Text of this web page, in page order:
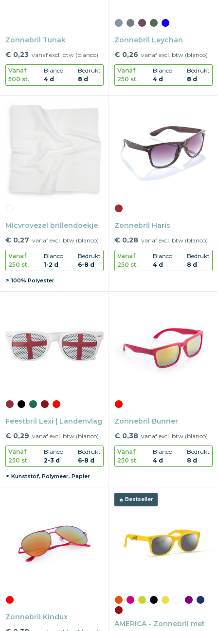
Zonnebril Tunak
€ 0,23 vanaf excl. btw (blanco)
Vanaf
500 st.
Blanco
4 d
Bedrukt
8 d
Zonnebril Leychan
€ 0,26 vanaf excl. btw (blanco)
Vanaf
250 st.
Blanco
4 d
Bedrukt
8 d
Micvrovezel brillendoekje
€ 0,27 vanaf excl. btw (blanco)
Vanaf
250 st.
Blanco
1-2 d
Bedrukt
6-8 d
100% Polyester
Zonnebril Haris
€ 0,28 vanaf excl. btw (blanco)
Vanaf
250 st.
Blanco
4 d
Bedrukt
8 d
Feestbril Lexi | Landenvlag
€ 0,29 vanaf excl. btw (blanco)
Vanaf
250 st.
Blanco
2-3 d
Bedrukt
6-8 d
Kunststof, Polymeer, Papier
Zonnebril Bunner
€ 0,38 vanaf excl. btw (blanco)
Vanaf
250 st.
Blanco
4 d
Bedrukt
8 d
Zonnebril Kindux
Bestseller
AMERICA - Zonnebril met